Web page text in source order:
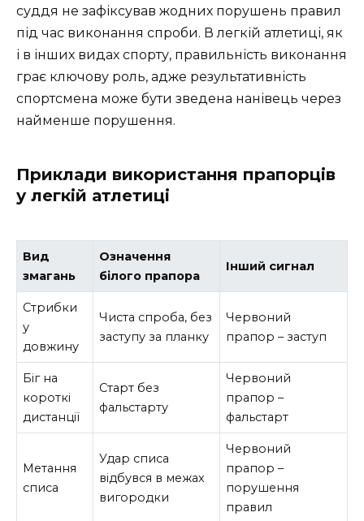
суддя не зафіксував жодних порушень правил
під час виконання спроби. В легкій атлетиці, як
і в інших видах спорту, правильність виконання
грає ключову роль, адже результативність
спортсмена може бути зведена нанівець через
найменше порушення.
Приклади використання прапорців
у легкій атлетиці
Вид
змагань
Означення
білого прапора
Інший сигнал
Стрибки
у
довжину
Чиста спроба, без
заступу за планку
Червоний
прапор – заступ
Біг на
короткі
дистанції
Старт без
фальстарту
Червоний
прапор –
фальстарт
Метання
списа
Удар списа
відбувся в межах
вигородки
Червоний
прапор –
порушення
правил